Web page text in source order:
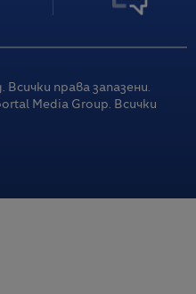
Всички права запазени.
Media Group. Всички